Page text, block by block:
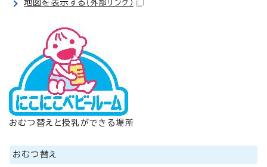
地図を表示する （外部リンク）
おむつ替えと授乳ができる場所
おむつ替え